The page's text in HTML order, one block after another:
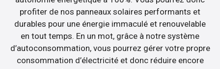
profiter de nos panneaux solaires performants et
durables pour une énergie immaculé et renouvelable
en tout temps. En un mot, grâce à notre système
d’autoconsommation, vous pourrez gérer votre propre
consommation d’électricité et donc réduire encore